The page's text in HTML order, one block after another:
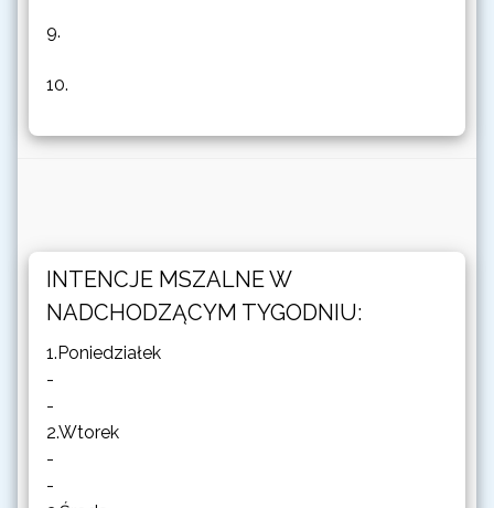
9.
10.
INTENCJE MSZALNE W
NADCHODZĄCYM TYGODNIU:
1.Poniedziałek
-
-
2.Wtorek
-
-